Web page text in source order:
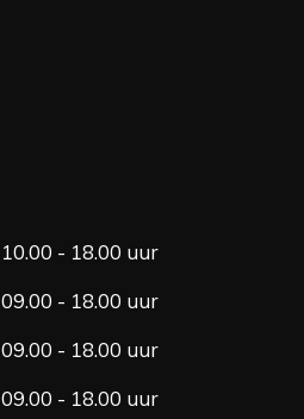
10.00 - 18.00 uur
09.00 - 18.00 uur
09.00 - 18.00 uur
09.00 - 18.00 uur